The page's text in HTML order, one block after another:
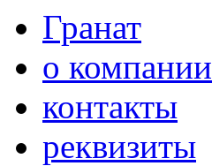
Гранат
о компании
контакты
реквизиты